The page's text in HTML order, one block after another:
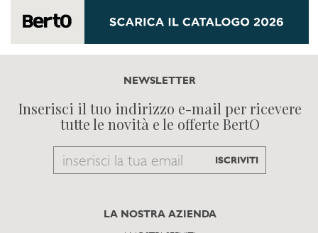
NEWSLETTER
Inserisci il tuo indirizzo e-mail per ricevere
tutte le novità e le offerte BertO
Email
subscribe
ISCRIVITI
LA NOSTRA AZIENDA